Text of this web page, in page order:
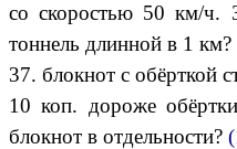
со скоростью 50 км/ч.
тоннель длинной в 1 км?
37. блокнот с обёрткой
10 коп. дороже
блокнот в отдельности?